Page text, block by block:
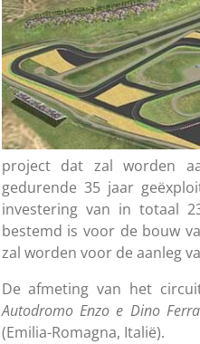
project dat zal worden
gedurende 35 jaar
investering van in totaal
bestemd is voor de bouw
zal worden voor de aanleg
De afmeting van het
Autodromo Enzo e Dino
(Emilia-Romagna, Italië).